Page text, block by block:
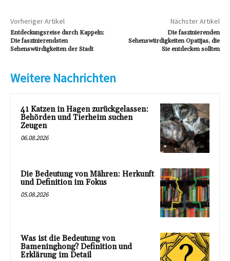
Vorheriger Artikel
Entdeckungsreise durch Kappeln:
Die faszinierendsten
Sehenswürdigkeiten der Stadt
Nächster Artikel
Die faszinierenden
Sehenswürdigkeiten Opatijas, die
Sie entdecken sollten
Weitere Nachrichten
41 Katzen in Hagen zurückgelassen:
Behörden und Tierheim suchen
Zeugen
06.08.2026
Die Bedeutung von Mähren: Herkunft
und Definition im Fokus
05.08.2026
Was ist die Bedeutung von
Bameninghong? Definition und
Erklärung im Detail